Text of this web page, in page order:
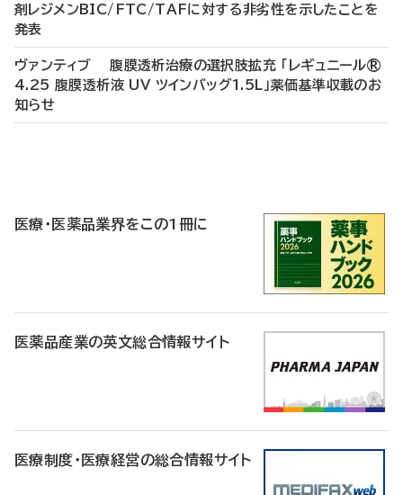
剤レジメンBIC/FTC/TAFに対する非劣性を示したことを
発表
ヴァンティブ 腹膜透析治療の選択肢拡充 「レギュニール®
4.25 腹膜透析液 UV ツインバッグ1.5L」薬価基準収載のお
知らせ
医療・医薬品業界をこの1冊に
医薬品産業の英文総合情報サイト
医療制度・医療経営の総合情報サイト